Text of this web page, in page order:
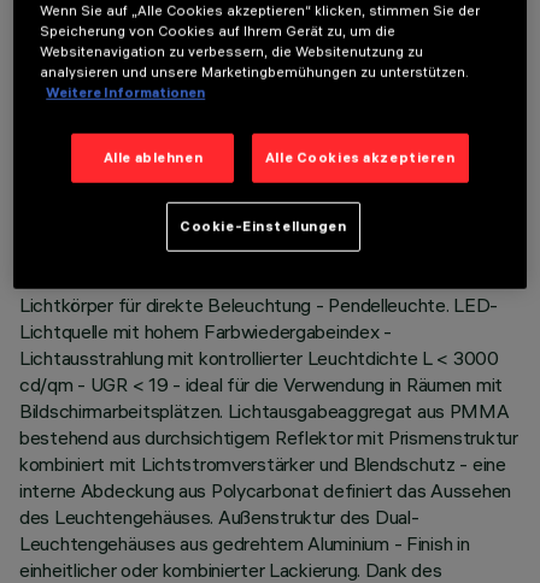
Zubehörteile bestellt werden:
TECHNISCHE DATEN
LETZTES UPDATE: 06.08.2026
Lichtkörper für direkte Beleuchtung - Pendelleuchte. LED-
Lichtquelle mit hohem Farbwiedergabeindex -
Lichtausstrahlung mit kontrollierter Leuchtdichte L < 3000
cd/qm - UGR < 19 - ideal für die Verwendung in Räumen mit
Bildschirmarbeitsplätzen. Lichtausgabeaggregat aus PMMA
bestehend aus durchsichtigem Reflektor mit Prismenstruktur
kombiniert mit Lichtstromverstärker und Blendschutz - eine
interne Abdeckung aus Polycarbonat definiert das Aussehen
des Leuchtengehäuses. Außenstruktur des Dual-
Leuchtengehäuses aus gedrehtem Aluminium - Finish in
einheitlicher oder kombinierter Lackierung. Dank des
Wenn Sie auf „Alle Cookies akzeptieren“ klicken, stimmen Sie der
Speicherung von Cookies auf Ihrem Gerät zu, um die
Websitenavigation zu verbessern, die Websitenutzung zu
analysieren und unsere Marketingbemühungen zu unterstützen.
Weitere Informationen
Alle ablehnen Alle Cookies akzeptieren
Cookie-Einstellungen